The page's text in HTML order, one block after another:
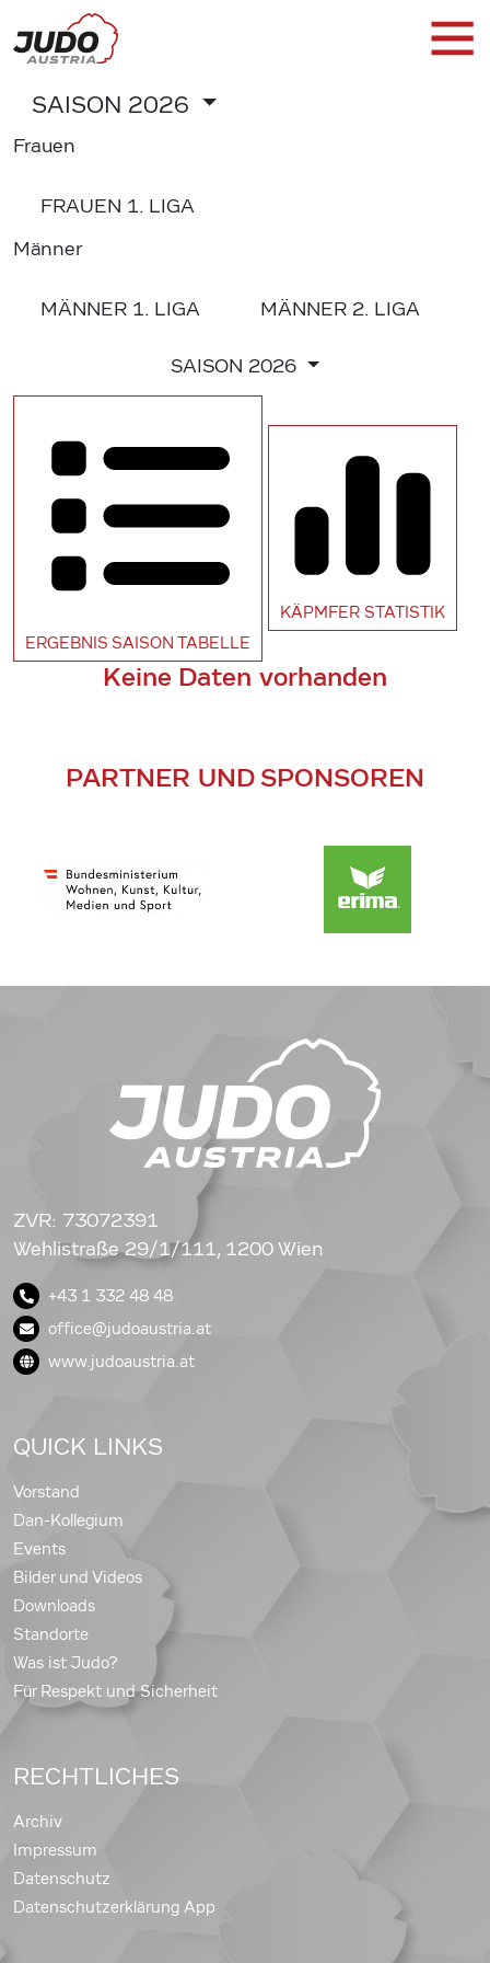
SAISON 2026
Frauen
FRAUEN 1. LIGA
Männer
MÄNNER 1. LIGA MÄNNER 2. LIGA
SAISON 2026
ERGEBNIS SAISON TABELLE
KÄPMFER STATISTIK
Keine Daten vorhanden
PARTNER UND SPONSOREN
ZVR: 73072391
Wehlistraße 29/1/111, 1200 Wien
+43 1 332 48 48
office@judoaustria.at
www.judoaustria.at
QUICK LINKS
Vorstand
Dan-Kollegium
Events
Bilder und Videos
Downloads
Standorte
Was ist Judo?
Für Respekt und Sicherheit
RECHTLICHES
Archiv
Impressum
Datenschutz
Datenschutzerklärung App